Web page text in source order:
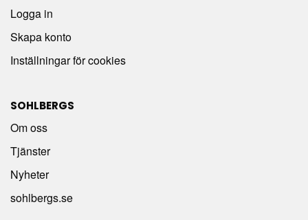
Logga in
Skapa konto
Inställningar för cookies
SOHLBERGS
Om oss
Tjänster
Nyheter
sohlbergs.se